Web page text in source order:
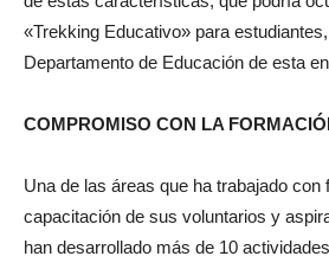
«Trekking Educativo» para
Departamento de Educación de esta
COMPROMISO CON LA
Una de las áreas que ha trabajado
capacitación de sus voluntarios y
han desarrollado más de 10